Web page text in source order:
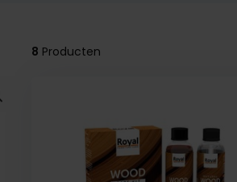
8 Producten